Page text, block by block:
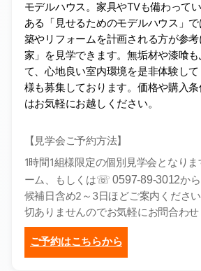
モデルハウス。家具やTVも備わって
ある「見せるためのモデルハウス」
築やリフォームを計画される方が参
家」を見学できます。無垢材や漆喰
て、心地良い室内環境を是非体験し
様も募集しております。価格や購入
はお気軽にお越しください。
【見学会ご予約方法】
1時間1組様限定の個別見学会となりま
ーム、もしくは☏ 0597-89-3012か
候補日含め2 ～ 3日ほどご案内くださ
切ありませんのでお気軽にお問合わせ
ご予約はこちらから